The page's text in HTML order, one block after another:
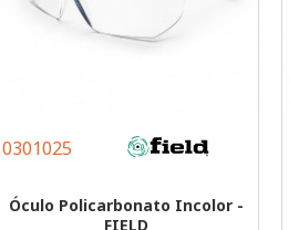
0301025
Óculo Policarbonato Incolor -
FIELD